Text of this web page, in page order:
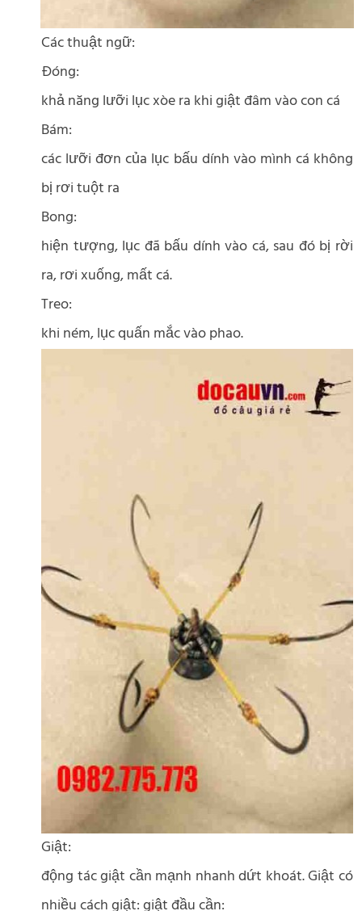
Các thuật ngữ:
Đóng:
khả năng lưỡi lục xòe ra khi giật đâm vào con cá
Bám:
các lưỡi đơn của lục bấu dính vào mình cá không
bị rơi tuột ra
Bong:
hiện tượng, lục đã bấu dính vào cá, sau đó bị rời
ra, rơi xuống, mất cá.
Treo:
khi ném, lục quấn mắc vào phao.
Giật:
động tác giật cần mạnh nhanh dứt khoát. Giật có
nhiều cách giật: giật đầu cần: